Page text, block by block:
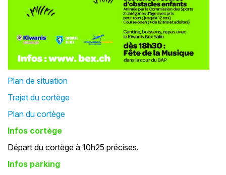
Plan de situation
Trajet du cortège
Plan du cortège
Infos cortège
Départ du cortège à 10h25 précises.
Infos parking